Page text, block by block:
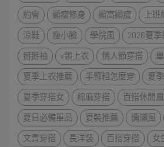
約會 顯瘦修身 顯高顯瘦 上
涼鞋
瘦小臉 學院風 2026夏季
掰掰袖
v領上衣 情人節穿搭
夏季上衣推薦
手臂粗怎麼穿 夏
夏季穿搭女
棉麻穿搭 百搭休閒風
夏日必備單品
夏裝推薦 慵懶風
文青穿搭
長洋裝 百搭穿搭
女